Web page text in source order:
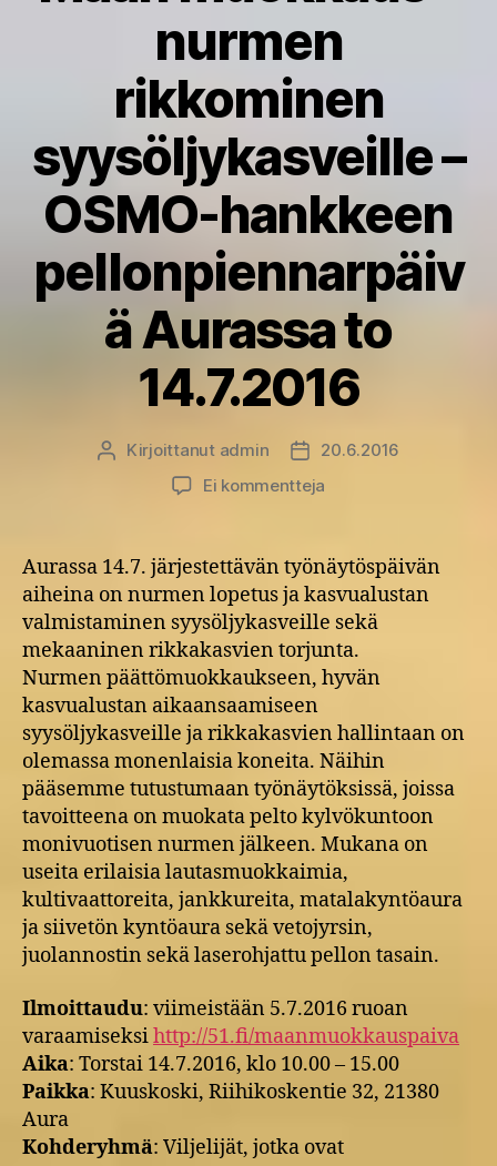
nurmen
rikkominen
syysöljykasveille –
OSMO-hankkeen
pellonpiennarpäiv
ä Aurassa to
14.7.2016
Kirjoittaja
Kirjoittanut admin Julkaisupäivämäärä
20.6.2016
Ei kommentteja
–
nurmen
rikkominen
syysöljykasveille
–
OSMO-
pellonpiennarpäivä
Aurassa
to
14.7.2016
Aurassa 14.7. järjestettävän työnäytöspäivän
aiheina on nurmen lopetus ja kasvualustan
valmistaminen syysöljykasveille sekä
mekaaninen rikkakasvien torjunta.
Nurmen päättömuokkaukseen, hyvän
kasvualustan aikaansaamiseen
syysöljykasveille ja rikkakasvien hallintaan on
olemassa monenlaisia koneita. Näihin
pääsemme tutustumaan työnäytöksissä, joissa
tavoitteena on muokata pelto kylvökuntoon
monivuotisen nurmen jälkeen. Mukana on
useita erilaisia lautasmuokkaimia,
kultivaattoreita, jankkureita, matalakyntöaura
ja siivetön kyntöaura sekä vetojyrsin,
juolannostin sekä laserohjattu pellon tasain.
Ilmoittaudu: viimeistään 5.7.2016 ruoan
varaamiseksihttp://51.fi/maanmuokkauspaiva
Aika: Torstai 14.7.2016, klo 10.00 – 15.00
Paikka: Kuuskoski, Riihikoskentie 32, 21380
Aura
Kohderyhmä: Viljelijät, jotka ovat